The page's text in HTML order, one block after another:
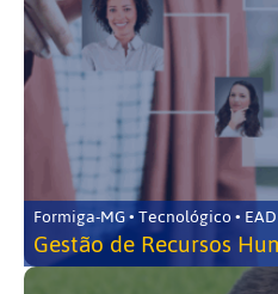
Formiga-MG • Tecnológico • EAD
Gestão de Recursos